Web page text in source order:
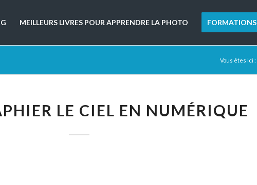
MEILLEURS LIVRES POUR APPRENDRE LA PHOTO FORMATIONS
Vous êtes ici :
LE CIEL EN NUMÉRIQUE